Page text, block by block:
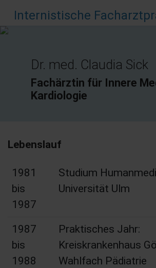
Internistische
Dr. med. Claudia Sick
Fachärztin für Innere
Kardiologie
Lebenslauf
1981
bis
1987
Studium
Universität Ulm
1987
bis
1988
Praktisches Jahr:
Kreiskrankenhaus
Wahlfach Pädiatrie